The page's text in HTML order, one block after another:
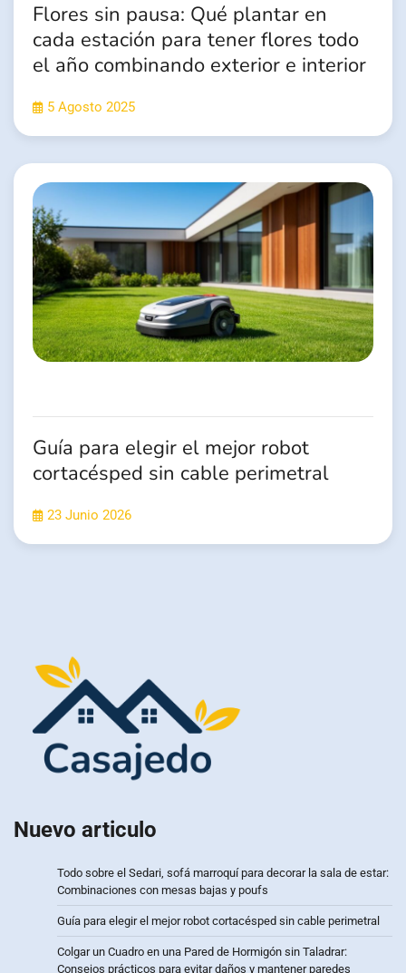
Flores sin pausa: Qué plantar en
cada estación para tener flores todo
el año combinando exterior e interior
5 Agosto 2025
Guía para elegir el mejor robot
cortacésped sin cable perimetral
23 Junio 2026
Nuevo articulo
Todo sobre el Sedari, sofá marroquí para decorar la sala de estar:
Combinaciones con mesas bajas y poufs
Guía para elegir el mejor robot cortacésped sin cable perimetral
Colgar un Cuadro en una Pared de Hormigón sin Taladrar:
Consejos prácticos para evitar daños y mantener paredes